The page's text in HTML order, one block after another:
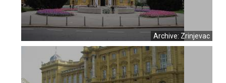
Archive: Zrinjevac